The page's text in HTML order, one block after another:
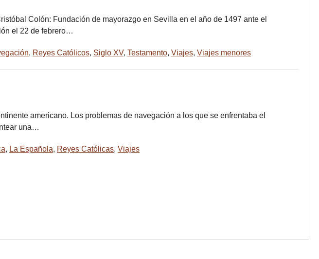
Colón: Fundación de mayorazgo en Sevilla en el año de 1497 ante el
el 22 de febrero…
, Reyes Católicos, Siglo XV, Testamento, Viajes, Viajes menores
americano. Los problemas de navegación a los que se enfrentaba el
una…
, La Española, Reyes Católicas, Viajes